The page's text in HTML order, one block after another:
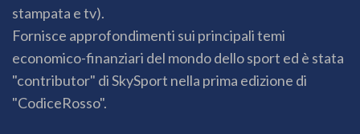
stampata e tv).
Fornisce approfondimenti sui principali temi
economico-finanziari del mondo dello sport ed è stata
"contributor" di SkySport nella prima edizione di
"CodiceRosso".